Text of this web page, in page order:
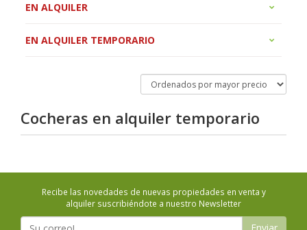
EN ALQUILER
EN ALQUILER TEMPORARIO
Cocheras en alquiler temporario
Recibe las novedades de nuevas propiedades en venta y
alquiler suscribiéndote a nuestro Newsletter